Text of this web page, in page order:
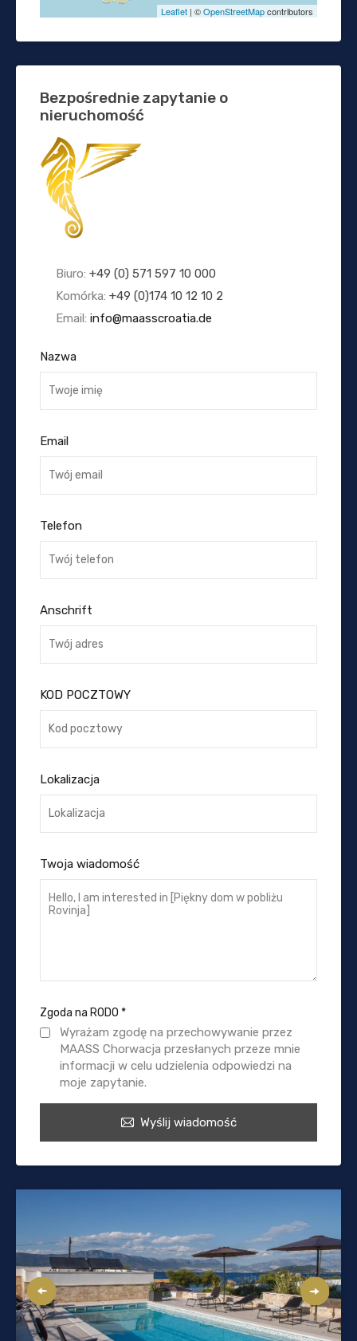
Leaflet | ©OpenStreetMapcontributors
Bezpośrednie zapytanie o
nieruchomość
Biuro: +49 (0) 571 597 10 000
Komórka: +49 (0)174 10 12 10 2
Email: info@maasscroatia.de
Nazwa
Email
Telefon
Anschrift
KOD POCZTOWY
Lokalizacja
Twoja wiadomość
Zgoda na RODO *
Wyrażam zgodę na przechowywanie przez
MAASS Chorwacja przesłanych przeze mnie
informacji w celu udzielenia odpowiedzi na
moje zapytanie.
Wyślij wiadomość